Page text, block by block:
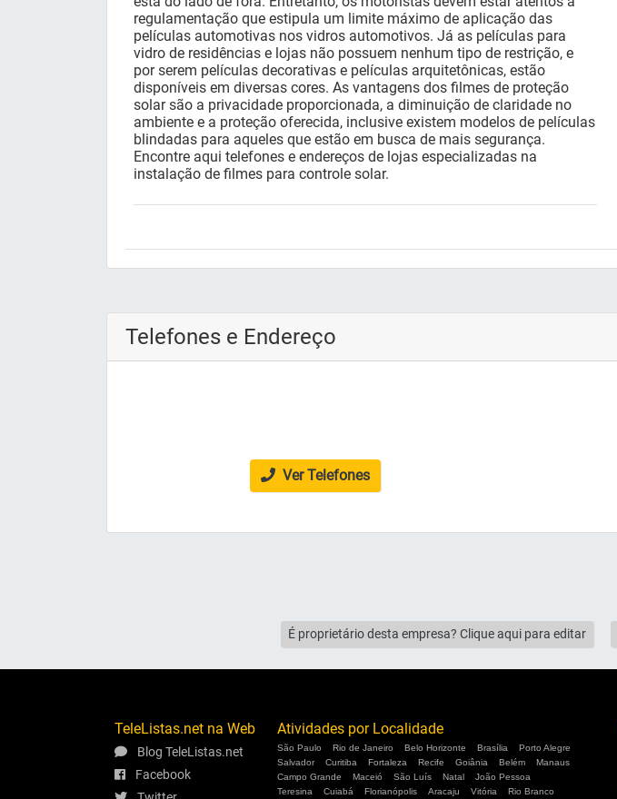
regulamentação que estipula um limite máximo de aplicação das
películas automotivas nos vidros automotivos. Já as películas para
vidro de residências e lojas não possuem nenhum tipo de restrição, e
por serem películas decorativas e películas arquitetônicas, estão
disponíveis em diversas cores. As vantagens dos filmes de proteção
solar são a privacidade proporcionada, a diminuição de claridade no
ambiente e a proteção oferecida, inclusive existem modelos de películas
blindadas para aqueles que estão em busca de mais segurança.
Encontre aqui telefones e endereços de lojas especializadas na
instalação de filmes para controle solar.
Telefones e Endereço
Ver Telefones
É proprietário desta empresa? Clique aqui para editar
TeleListas.net na Web
Blog TeleListas.net
Facebook
Atividades por Localidade
São Paulo Rio de Janeiro Belo Horizonte Brasília
Porto Alegre
Salvador
Curitiba Fortaleza Recife Goiânia Belém
Manaus
Campo Grande
Maceió São Luís Natal
João Pessoa
Teresina
Cuiabá Florianópolis Aracaju Vitória Rio Branco